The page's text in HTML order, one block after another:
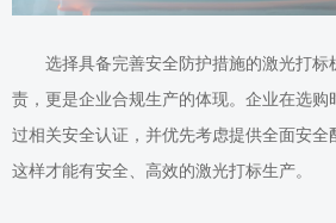
选择具备完善安全防护措施的激光打标
责，更是企业合规生产的体现。企业在选购
过相关安全认证，并优先考虑提供全面安全
这样才能有安全、高效的激光打标生产。